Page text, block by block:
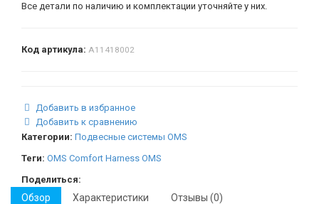
Все детали по наличию и комплектации уточняйте у них.
Код артикула: A11418002
Добавить в избранное
Добавить к сравнению
Категории: Подвесные системы OMS
Теги: OMS Comfort Harness OMS
Поделиться:
Обзор Характеристики Отзывы (0)